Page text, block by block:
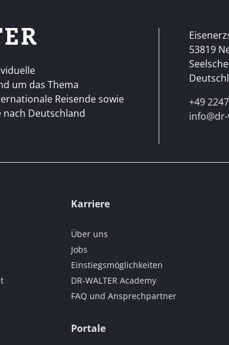
um das Thema
Reisende sowie
nach Deutschland
53819
+49
Karriere
Über uns
Jobs
Einstiegsmöglichkeiten
DR-WALTER Academy
FAQ und Ansprechpartner
Portale